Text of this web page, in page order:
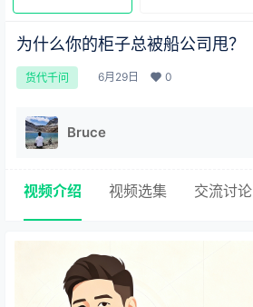
为什么你的柜子总被船公司甩？
货代千问 6月29日 0
Bruce
视频介绍 视频选集 交流讨论